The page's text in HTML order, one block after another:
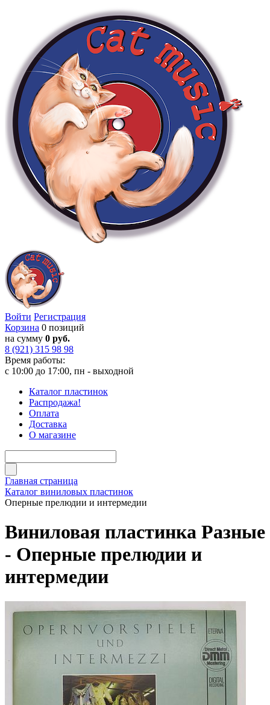
Войти Регистрация
Корзина 0 позиций
на сумму 0 руб.
8 (921) 315 98 98
Время работы:
с 10:00 до 17:00, пн - выходной
Каталог пластинок
Распродажа!
Оплата
Доставка
О магазине
Главная страница
Каталог виниловых пластинок
Оперные прелюдии и интермедии
Виниловая пластинка Разные
- Оперные прелюдии и
интермедии